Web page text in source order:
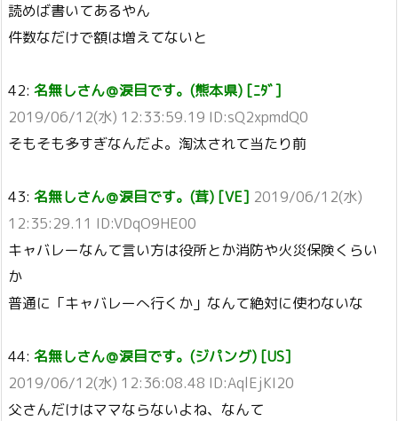
読めば書いてあるやん
件数なだけで額は増えてないと
42: 名無しさん＠涙目です。(熊本県) [ﾆﾀﾞ]
2019/06/12(水) 12:33:59.19 ID:sQ2xpmdQ0
そもそも多すぎなんだよ。淘汰されて当たり前
43: 名無しさん＠涙目です。(茸) [VE] 2019/06/12(水)
12:35:29.11 ID:VDqO9HE00
キャバレーなんて言い方は役所とか消防や火災保険くらい
か
普通に「キャバレーへ行くか」なんて絶対に使わないな
44: 名無しさん＠涙目です。(ジパング) [US]
2019/06/12(水) 12:36:08.48 ID:AqlEjKI20
父さんだけはママならないよね、なんて